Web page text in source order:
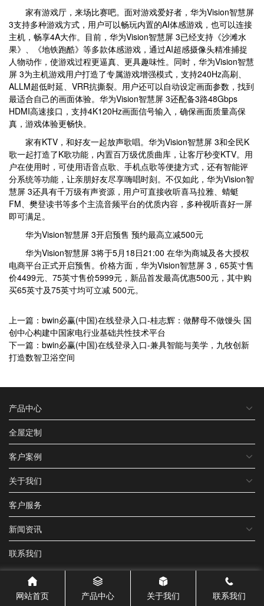
家有游戏厅，来场比赛吧。面对游戏爱好者，华为Vision智慧屏
3支持多种游戏方式，用户可以畅玩内置的AI体感游戏，也可以连接
主机，畅享4A大作。目前，华为Vision智慧屏 3已经支持《沙滩水
果》、《地铁跑酷》等多款体感游戏，通过AI超感摄像头精准捕捉
人物动作，使游戏过程更逼真、更具趣味性。同时，华为Vision智慧
屏 3为主机游戏用户打造了专属游戏增强模式，支持240Hz高刷、
ALLM超低时延、VRR抗撕裂。用户还可以自动设定画面参数，找到
最适合自己的画面体验。华为Vision智慧屏 3还配备3路48Gbps
HDMI高速接口，支持4K120Hz画面信号输入，确保画面质量高保
真，游戏体验更畅快。
家有KTV，和好友一起放声歌唱。华为Vision智慧屏 3和全民K
歌一起打造了K歌功能，内置百万级优质曲库，让客厅秒变KTV。用
户在使用时，可使用语音点歌、手机点歌等便捷方式，还有智能评
分系统等功能，让亲朋好友尽享嗨唱时刻。不仅如此，华为Vision智
慧屏 3还具有千万级有声资源，用户可直接收听喜马拉雅、蜻蜓
FM、樊登读书等多个主流音频平台的优质内容，多种视听喜好一屏
即可满足。
华为Vision智慧屏 3开启预售 预约最高立减500元
华为Vision智慧屏 3将于5月18日21:00 在华为商城及各大授权
电商平台正式开启预售。价格方面，华为Vision智慧屏 3，65英寸售
价4499元、75英寸售价5999元，新品首发最高优惠500元，其中购
买65英寸及75英寸均可立减 500元。
上一篇：bwin必赢(中国)在线登录入口-桂志辉：做酵母不做馒头 国
创中心构建中国家电行业基础共性技术平台
下一篇：bwin必赢(中国)在线登录入口-兼具智能与美学，九牧创新
打造数智卫浴空间
产品中心
全屋定制
客户案例
关于我们
客户服务
新闻资讯
联系我们
网站首页 产品中心 关于我们 联系我们